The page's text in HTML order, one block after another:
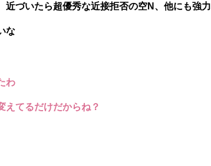
づいたら超優秀な近接拒否の空N、他にも強力
な
わ
えてるだけだからね？